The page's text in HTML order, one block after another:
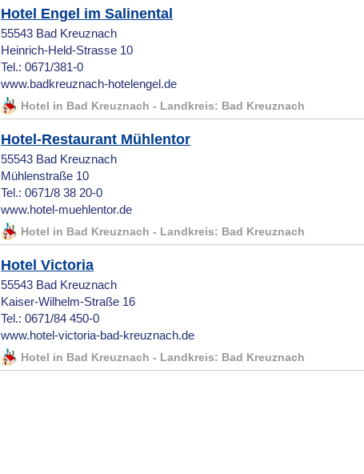
Hotel Engel im Salinental
55543 Bad Kreuznach
Heinrich-Held-Strasse 10
Tel.: 0671/381-0
www.badkreuznach-hotelengel.de
Hotel in Bad Kreuznach - Landkreis: Bad Kreuznach
Hotel-Restaurant Mühlentor
55543 Bad Kreuznach
Mühlenstraße 10
Tel.: 0671/8 38 20-0
www.hotel-muehlentor.de
Hotel in Bad Kreuznach - Landkreis: Bad Kreuznach
Hotel Victoria
55543 Bad Kreuznach
Kaiser-Wilhelm-Straße 16
Tel.: 0671/84 450-0
www.hotel-victoria-bad-kreuznach.de
Hotel in Bad Kreuznach - Landkreis: Bad Kreuznach